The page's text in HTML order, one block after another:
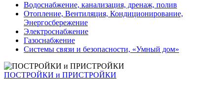
Водоснабжение, канализация, дренаж, полив
Отопление, Вентиляция, Кондиционирование,
Энергосбережение
Электроснабжение
Газоснабжение
Системы связи и безопасности, «Умный дом»
ПОСТРОЙКИ и ПРИСТРОЙКИ